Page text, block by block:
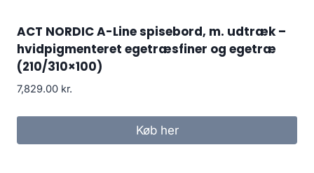
ACT NORDIC A-Line spisebord, m. udtræk –
hvidpigmenteret egetræsfiner og egetræ
(210/310×100)
7,829.00 kr.
Køb her